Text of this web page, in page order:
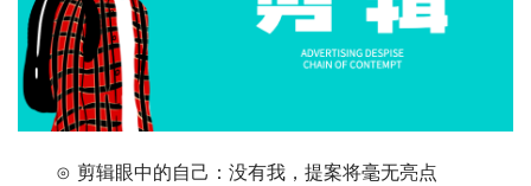
⊙ 剪辑眼中的自己：没有我，提案将毫无亮点